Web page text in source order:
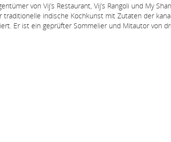
von Vij’s Restaurant, Vij’s Rangoli und My
traditionelle indische Kochkunst mit Zutaten der
Er ist ein geprüfter Sommelier und Mitautor von